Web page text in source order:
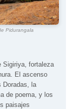
Pidurangala
Sigiriya, fortaleza
El ascenso
Doradas, la
de poema, y los
paisajes